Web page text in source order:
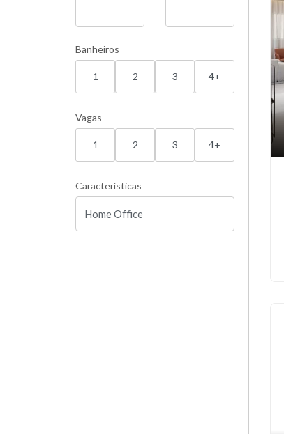
Banheiros
1 2 3 4+
Vagas
1 2 3 4+
Características